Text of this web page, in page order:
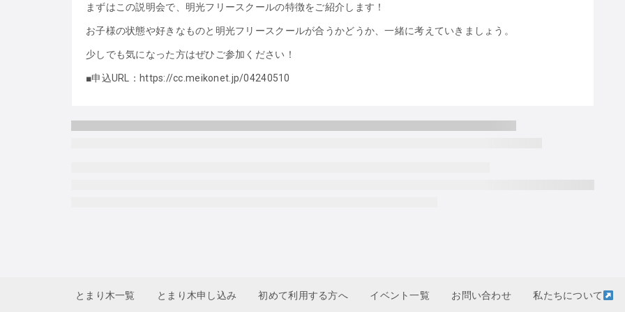
まずはこの説明会で、明光フリースクールの特徴をご紹介します！
お子様の状態や好きなものと明光フリースクールが合うかどうか、一緒に考えていきましょう。
少しでも気になった方はぜひご参加ください！
■申込URL：https://cc.meikonet.jp/04240510
▷寄付で応援